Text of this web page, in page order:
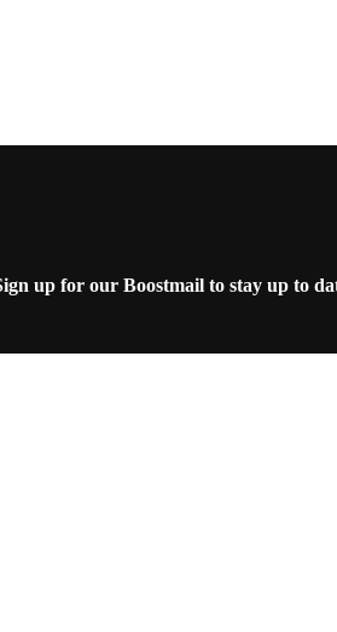
up for our Boostmail to stay up to